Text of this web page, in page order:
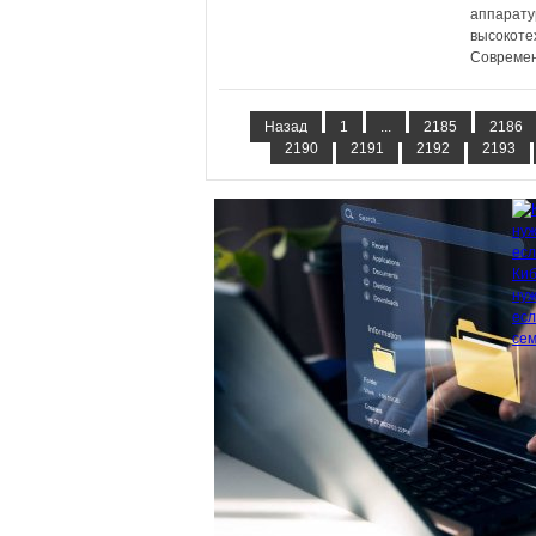
Назад 1 ... 2185 2186
2190
2191 2192 2193